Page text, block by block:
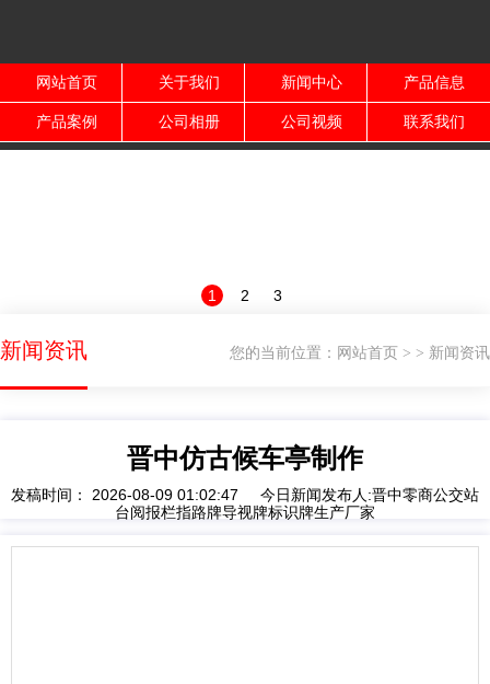
网站首页 关于我们 新闻中心 产品信息
产品案例 公司相册 公司视频 联系我们
1 2 3
新闻资讯 您的当前位置： 网站首页 > > 新闻资讯
晋中仿古候车亭制作
发稿时间： 2026-08-09 01:02:47 今日新闻发布人:晋中零商公交站
台阅报栏指路牌导视牌标识牌生产厂家